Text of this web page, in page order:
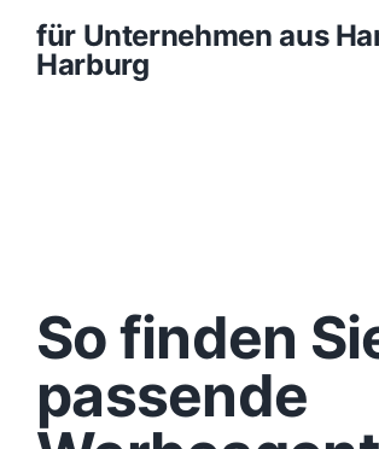
für Unternehmen aus
Harburg
So finden
passende